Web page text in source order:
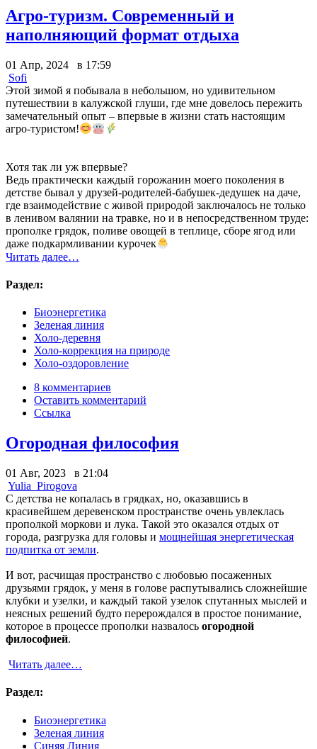
Агро-туризм. Современный и
наполняющий формат отдыха
01 Апр, 2024 в 17:59
Sofi
Этой зимой я побывала в небольшом, но удивительном
путешествии в калужской глуши, где мне довелось пережить
замечательный опыт – впервые в жизни стать настоящим
агро-туристом!
Хотя так ли уж впервые?
Ведь практически каждый горожанин моего поколения в
детстве бывал у друзей-родителей-бабушек-дедушек на даче,
где взаимодействие с живой природой заключалось не только
в ленивом валянии на травке, но и в непосредственном труде:
прополке грядок, поливе овощей в теплице, сборе ягод или
даже подкармливании курочек
Читать далее…
Раздел:
Биоэнергетика
Зеленая линия
Холо-деревня
Холо-коррекция на природе
Холо-оздоровление
8 комментариев
Оставить комментарий
Ссылка
Огородная философия
01 Авг, 2023 в 21:04
Yulia_Pirogova
С детства не копалась в грядках, но, оказавшись в
красивейшем деревенском пространстве очень увлеклась
прополкой моркови и лука. Такой это оказался отдых от
города, разгрузка для головы и мощнейшая энергетическая
подпитка от земли.
И вот, расчищая пространство с любовью посаженных
друзьями грядок, у меня в голове распутывались сложнейшие
клубки и узелки, и каждый такой узелок спутанных мыслей и
неясных решений будто перерождался в простое понимание,
которое в процессе прополки назвалось огородной
философией.
Читать далее…
Раздел:
Биоэнергетика
Зеленая линия
Синяя Линия